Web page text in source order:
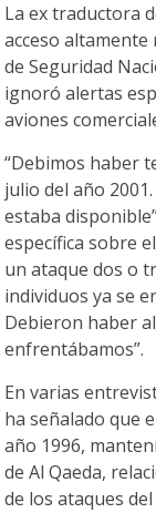
La ex traductora
acceso
de Seguridad
ignoró alertas
aviones
“Debimos haber
julio del año
estaba
específica sobre
un ataque dos o
individuos ya se
Debieron haber
enfrentábamos”.
En varias
ha señalado que
año 1996,
de Al Qaeda,
de los ataques del